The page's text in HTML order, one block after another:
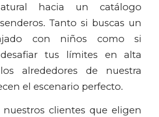
hacia un catálogo
Tanto si buscas un
con niños como si
tus límites en alta
alrededores de nuestra
el escenario perfecto.
nuestros clientes que eligen